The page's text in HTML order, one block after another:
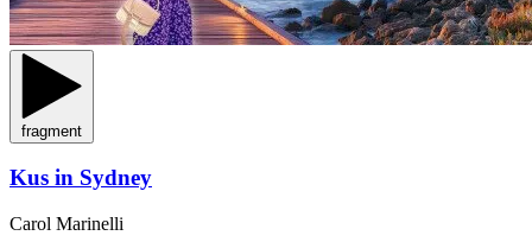
fragment
Kus in Sydney
Carol Marinelli